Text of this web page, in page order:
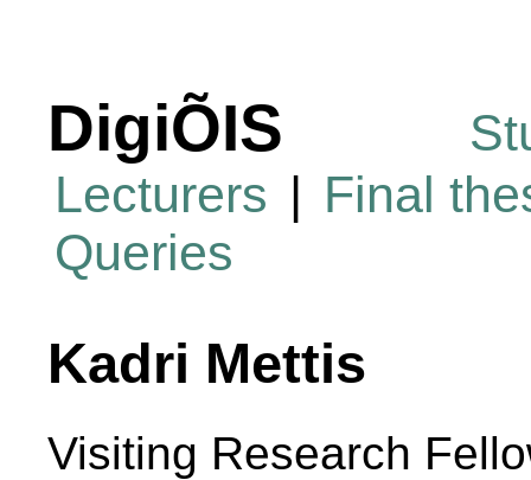
DigiÕIS
Lecturers | Final
Queries
Kadri Mettis
Visiting Research